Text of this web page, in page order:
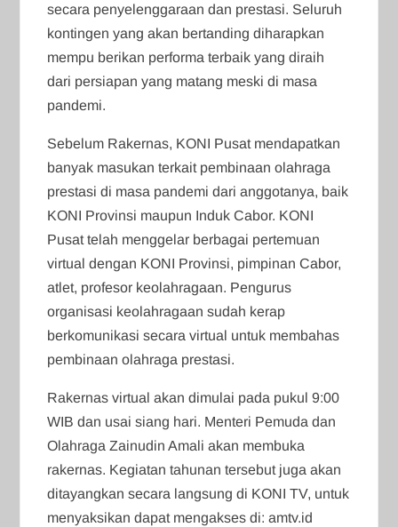
secara penyelenggaraan dan prestasi. Seluruh
kontingen yang akan bertanding diharapkan
mempu berikan performa terbaik yang diraih
dari persiapan yang matang meski di masa
pandemi.
Sebelum Rakernas, KONI Pusat mendapatkan
banyak masukan terkait pembinaan olahraga
prestasi di masa pandemi dari anggotanya, baik
KONI Provinsi maupun Induk Cabor. KONI
Pusat telah menggelar berbagai pertemuan
virtual dengan KONI Provinsi, pimpinan Cabor,
atlet, profesor keolahragaan. Pengurus
organisasi keolahragaan sudah kerap
berkomunikasi secara virtual untuk membahas
pembinaan olahraga prestasi.
Rakernas virtual akan dimulai pada pukul 9:00
WIB dan usai siang hari. Menteri Pemuda dan
Olahraga Zainudin Amali akan membuka
rakernas. Kegiatan tahunan tersebut juga akan
ditayangkan secara langsung di KONI TV, untuk
menyaksikan dapat mengakses di: amtv.id